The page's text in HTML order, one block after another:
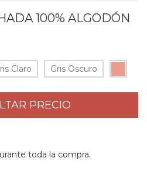
100% ALGODÓN
Claro
Gris Oscuro
toda la compra.